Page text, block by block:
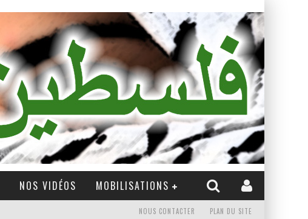
NOS VIDÉOS MOBILISATIONS
NOUS CONTACTER PLAN DU SITE